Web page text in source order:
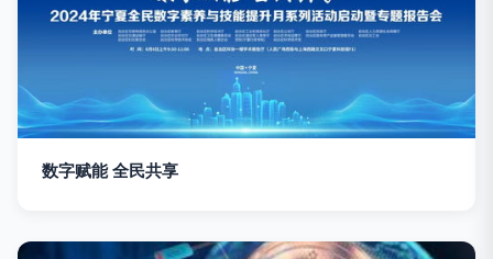
数字赋能 全民共享